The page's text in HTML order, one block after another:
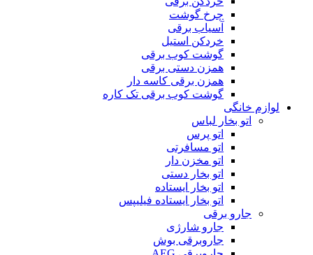
چرخ گوشت
آسیاب برقی
خردکن استیل
گوشت کوب برقی
همزن دستی برقی
همزن برقی کاسه دار
گوشت کوب برقی تک کاره
لوازم خانگی
اتو بخار لباس
اتو پرس
اتو مسافرتی
اتو مخزن دار
اتو بخار دستی
اتو بخار ایستاده
اتو بخار ایستاده فیلیپس
جارو برقی
جارو شارژی
جاروبرقی بوش